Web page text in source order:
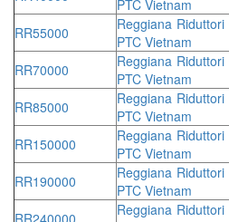
PTC Vietnam
RR55000
Reggiana
PTC Vietnam
RR70000
Reggiana
PTC Vietnam
RR85000
Reggiana
PTC Vietnam
RR150000
Reggiana
PTC Vietnam
RR190000
Reggiana
PTC Vietnam
RR240000
Reggiana